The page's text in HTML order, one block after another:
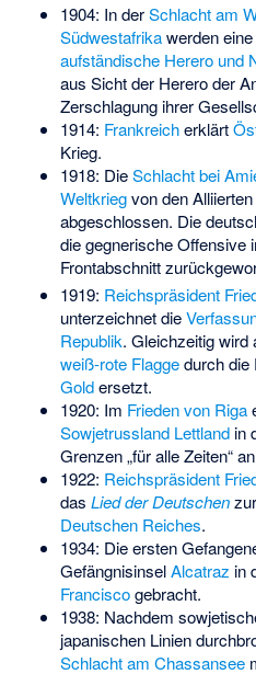
1904: In derSchlacht am
Südwestafrikawerden eine
aufständische Herero und
aus Sicht der Herero der
Zerschlagung ihrer
1914: Frankreicherklärt
Krieg.
1918: DieSchlacht bei
Weltkriegvon den
abgeschlossen. Die
die gegnerische Offensive
Frontabschnitt
1919: Reichspräsident
unterzeichnet die
Republik. Gleichzeitig wird
weiß-rote Flaggedurch die
Goldersetzt.
1920: Im Frieden von Riga
Sowjetrussland Lettlandin
Grenzen „für alle Zeiten“
1922: Reichspräsident
das Lied der Deutschenzur
Deutschen Reiches.
1934: Die ersten
GefängnisinselAlcatraz in
Franciscogebracht.
1938: Nachdem
japanischen Linien
Schlacht am Chassansee